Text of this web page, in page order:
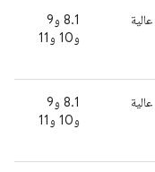
عالية
8.1 و9
و10 و11
عالية
8.1 و9
و10 و11